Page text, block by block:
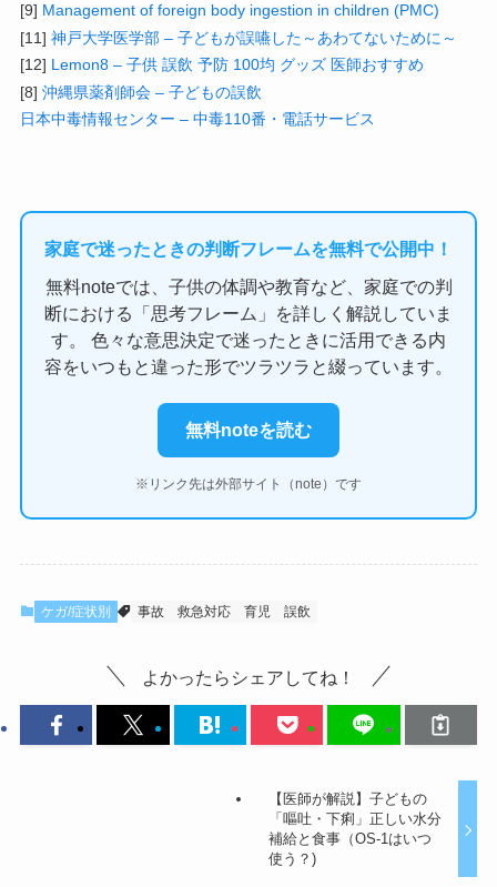
[9] Management of foreign body ingestion in children (PMC)
[11] 神戸大学医学部 – 子どもが誤嚥した～あわてないために～
[12] Lemon8 – 子供 誤飲 予防 100均 グッズ 医師おすすめ
[8] 沖縄県薬剤師会 – 子どもの誤飲
日本中毒情報センター – 中毒110番・電話サービス
家庭で迷ったときの判断フレームを無料で公開中！
無料noteでは、子供の体調や教育など、家庭での判
断における「思考フレーム」を詳しく解説していま
す。 色々な意思決定で迷ったときに活用できる内
容をいつもと違った形でツラツラと綴っています。
無料noteを読む
※リンク先は外部サイト（note）です
ケガ/症状別 事故 救急対応 育児 誤飲
よかったらシェアしてね！
【医師が解説】子どもの
「嘔吐・下痢」正しい水分
補給と食事（OS-1はいつ
使う？)